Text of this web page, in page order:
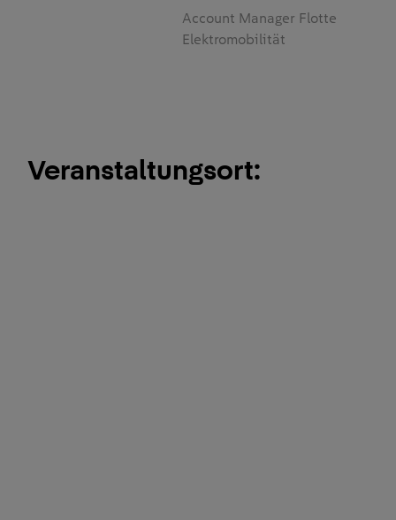
Account Manager Flotte
Elektromobilität
Veranstaltungsort: